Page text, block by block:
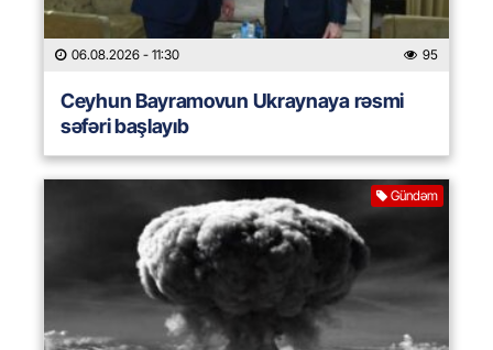
06.08.2026 - 11:30 95
Ceyhun Bayramovun Ukraynaya rəsmi
səfəri başlayıb
Gündəm